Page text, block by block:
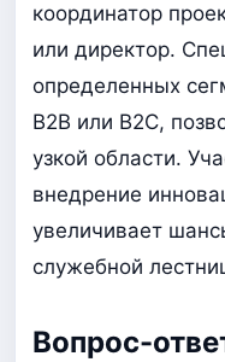
координатор
или директор.
определенных
B2B или B2C,
узкой области.
внедрение
увеличивает
служебной
Вопрос-